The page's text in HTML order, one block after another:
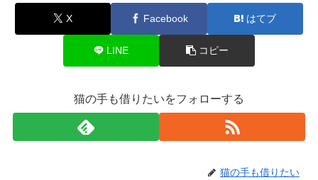
X Facebook はてブ
LINE コピー
猫の手も借りたいをフォローする
猫の手も借りたい